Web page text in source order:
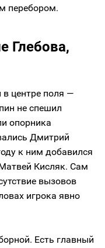
перебором.
Глебова,
в центре поля —
не спешил
опорника
Дмитрий
к ним добавился
Кисляк. Сам
вызовов
игрока явно
Есть главный